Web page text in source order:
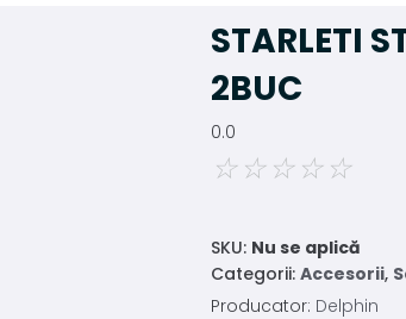
STARLETI
2BUC
0.0
☆ ☆ ☆ ☆ ☆
SKU: Nu se aplică
Categorii: Accesorii,
Producator: Delphin